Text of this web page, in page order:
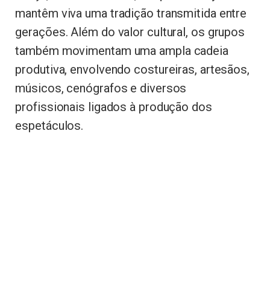
mantêm viva uma tradição transmitida entre
gerações. Além do valor cultural, os grupos
também movimentam uma ampla cadeia
produtiva, envolvendo costureiras, artesãos,
músicos, cenógrafos e diversos
profissionais ligados à produção dos
espetáculos.